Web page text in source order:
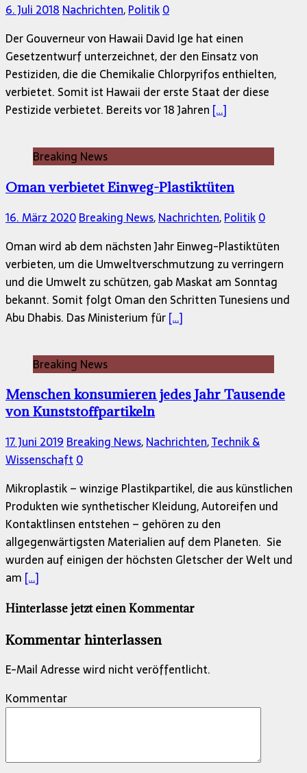
6. Juli 2018Nachrichten,Politik0
Der Gouverneur von Hawaii David Ige hat einen
Gesetzentwurf unterzeichnet, der den Einsatz von
Pestiziden, die die Chemikalie Chlorpyrifos enthielten,
verbietet. Somit ist Hawaii der erste Staat der diese
Pestizide verbietet. Bereits vor 18 Jahren […]
Breaking News
Oman verbietet Einweg-Plastiktüten
16. März 2020Breaking News,Nachrichten,Politik0
Oman wird ab dem nächsten Jahr Einweg-Plastiktüten
verbieten, um die Umweltverschmutzung zu verringern
und die Umwelt zu schützen, gab Maskat am Sonntag
bekannt. Somit folgt Oman den Schritten Tunesiens und
Abu Dhabis. Das Ministerium für[…]
Breaking News
Menschen konsumieren jedes Jahr Tausende
von Kunststoffpartikeln
17. Juni 2019 Breaking News,Nachrichten,Technik &
Wissenschaft 0
Mikroplastik – winzige Plastikpartikel, die aus künstlichen
Produkten wie synthetischer Kleidung, Autoreifen und
Kontaktlinsen entstehen – gehören zu den
allgegenwärtigsten Materialien auf dem Planeten. Sie
wurden auf einigen der höchsten Gletscher der Welt und
am […]
Hinterlasse jetzt einen Kommentar
Kommentar hinterlassen
E-Mail Adresse wird nicht veröffentlicht.
Kommentar